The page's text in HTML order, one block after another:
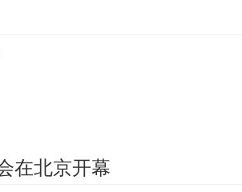
在北京开幕